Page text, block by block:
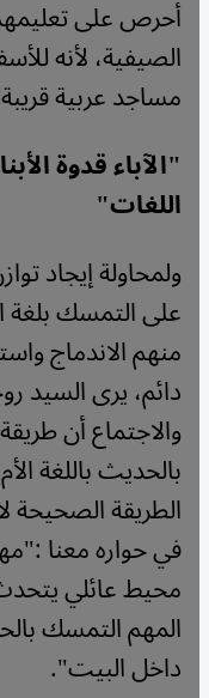
أحرص على تعليمهم
الصيفية، لأنه
مساجد عربية
"الآباء قدوة
اللغات"
ولمحاولة إيجاد
على التمسك بلغة
منهم الاندماج
دائم، يرى السيد
والاجتماع أن
بالحديث باللغة
الطريقة الصحيحة
في حواره معنا
محيط عائلي
المهم التمسك
داخل البيت".